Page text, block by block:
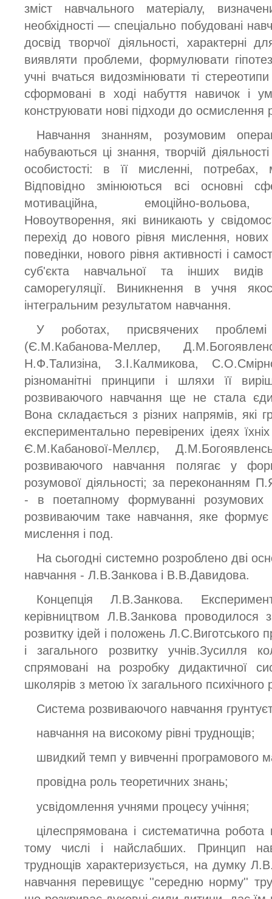
зміст навчального матеріалу,
необхідності — спеціально побудовані
досвід творчої діяльності, характерні
виявляти проблеми, формулювати
учні вчаться видозмінювати ті
сформовані в ході набуття навичок і
конструювати нові підходи до осмислення
Навчання знанням, розумовим
набуваються ці знання, творчій
особистості: в її мисленні, потребах,
Відповідно змінюються всі основні
мотиваційна, емоційно-вольова,
Новоутворення, які виникають у
перехід до нового рівня мислення, нових
поведінки, нового рівня активності і
суб'єкта навчальної та інших видів
саморегуляції. Виникнення в учня
інтегральним результатом навчання.
У роботах, присвячених проблемі
(Є.М.Кабанова-Меллер,
Н.Ф.Тализіна, З.І.Калмикова,
різноманітні принципи і шляхи її
розвиваючого навчання ще не стала
Вона складається з різних напрямів, які
експериментально перевірених ідеях
Є.М.Кабанової-Меллєр,
розвиваючого навчання полягає у
розумової діяльності; за переконанням
- в поетапному формуванні розумових
розвиваючим таке навчання, яке формує
мислення і под.
На сьогодні системно розроблено дві
навчання - Л.В.Занкова і В.В.Давидова.
Концепція Л.В.Занкова.
керівництвом Л.В.Занкова проводилося
розвитку ідей і положень Л.С.Виготського
і загального розвитку учнів.Зусилля
спрямовані на розробку дидактичної
школярів з метою їх загального психічного
Система розвиваючого навчання
навчання на високому рівні труднощів;
швидкий темп у вивченні програмового
провідна роль теоретичних знань;
усвідомлення учнями процесу учіння;
цілеспрямована і систематична робота
тому числі і найслабших. Принцип
труднощів характеризується, на думку
навчання перевищує ''середню норму''